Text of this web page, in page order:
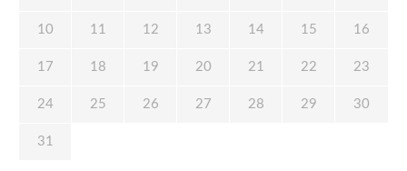
10 11 12 13 14 15 16
17 18 19 20 21 22 23
24 25 26 27 28 29 30
31